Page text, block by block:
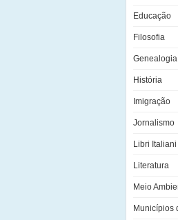
Educação
Filosofia
Genealogia
História
Imigração
Jornalismo
Libri Italiani
Literatura
Meio
Municípios